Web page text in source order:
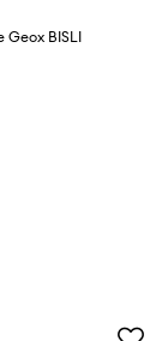
Geox BISLI